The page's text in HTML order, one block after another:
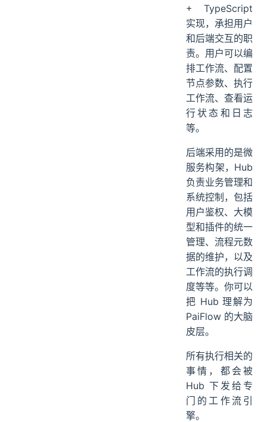
+ TypeScript
实现，承担用户
和后端交互的职
责。用户可以编
排工作流、配置
节点参数、执行
工作流、查看运
行状态和日志
等。
后端采用的是微
服务构架，Hub
负责业务管理和
系统控制，包括
用户鉴权、大模
型和插件的统一
管理、流程元数
据的维护，以及
工作流的执行调
度等等。你可以
把 Hub 理解为
PaiFlow 的大脑
皮层。
所有执行相关的
事情，都会被
Hub 下发给专
门的工作流引
擎。